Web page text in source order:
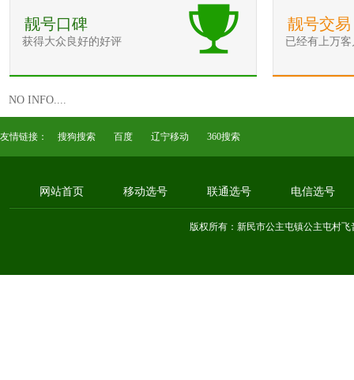
靓号口碑
获得大众良好的好评
靓号交易
已经有上万
NO INFO....
友情链接： 搜狗搜索 百度 辽宁移动 360搜索
网站首页 移动选号 联通选号 电信选号
版权所有：新民市公主屯镇公主屯村